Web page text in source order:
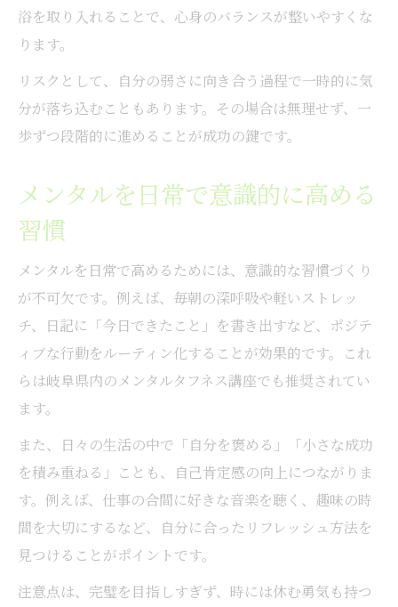
浴を取り入れることで、心身のバランスが整いやすくな
ります。
リスクとして、自分の弱さに向き合う過程で一時的に気
分が落ち込むこともあります。その場合は無理せず、一
歩ずつ段階的に進めることが成功の鍵です。
メンタルを日常で意識的に高める
習慣
メンタルを日常で高めるためには、意識的な習慣づくり
が不可欠です。例えば、毎朝の深呼吸や軽いストレッ
チ、日記に「今日できたこと」を書き出すなど、ポジテ
ィブな行動をルーティン化することが効果的です。これ
らは岐阜県内のメンタルタフネス講座でも推奨されてい
ます。
また、日々の生活の中で「自分を褒める」「小さな成功
を積み重ねる」ことも、自己肯定感の向上につながりま
す。例えば、仕事の合間に好きな音楽を聴く、趣味の時
間を大切にするなど、自分に合ったリフレッシュ方法を
見つけることがポイントです。
注意点は、完璧を目指しすぎず、時には休む勇気も持つ